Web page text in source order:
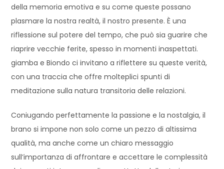
della memoria emotiva e su come queste possano
plasmare la nostra realtà, il nostro presente. È una
riflessione sul potere del tempo, che può sia guarire che
riaprire vecchie ferite, spesso in momenti inaspettati.
giamba e Biondo ci invitano a riflettere su queste verità,
con una traccia che offre molteplici spunti di
meditazione sulla natura transitoria delle relazioni.
Coniugando perfettamente la passione e la nostalgia, il
brano si impone non solo come un pezzo di altissima
qualità, ma anche come un chiaro messaggio
sull’importanza di affrontare e accettare le complessità